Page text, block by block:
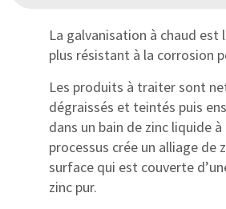
La galvanisation à chaud est
plus résistant à la corrosion
Les produits à traiter sont
dégraissés et teintés puis
dans un bain de zinc liquide à
processus crée un alliage de
surface qui est couverte
zinc pur.